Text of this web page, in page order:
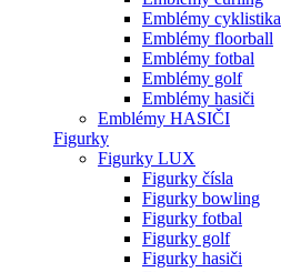
Emblémy cyklistika
Emblémy floorball
Emblémy fotbal
Emblémy golf
Emblémy hasiči
Emblémy HASIČI
Figurky
Figurky LUX
Figurky čísla
Figurky bowling
Figurky fotbal
Figurky golf
Figurky hasiči